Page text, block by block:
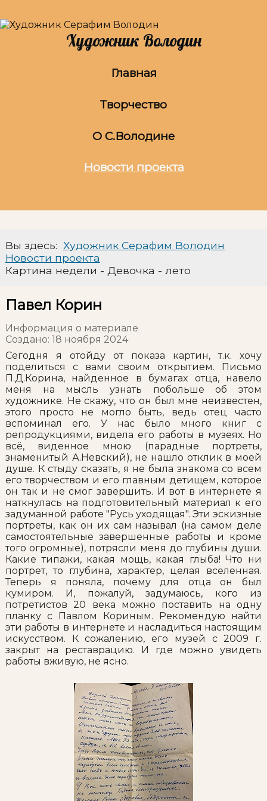
Художник Володин
Главная
Творчество
О С.Володине
Новости проекта
Вы здесь: Художник Серафим Володин
Новости проекта
Картина недели - Девочка - лето
Павел Корин
Информация о материале
Создано: 18 ноября 2024
Сегодня я отойду от показа картин, т.к. хочу
поделиться с вами своим открытием. Письмо
П.Д.Корина, найденное в бумагах отца, навело
меня на мысль узнать побольше об этом
художнике. Не скажу, что он был мне неизвестен,
этого просто не могло быть, ведь отец часто
вспоминал его. У нас было много книг с
репродукциями, видела его работы в музеях. Но
всё, виденное мною (парадные портреты,
знаменитый А.Невский), не нашло отклик в моей
душе. К стыду сказать, я не была знакома со всем
его творчеством и его главным детищем, которое
он так и не смог завершить. И вот в интернете я
наткнулась на подготовительный материал к его
задуманной работе "Русь уходящая". Эти эскизные
портреты, как он их сам называл (на самом деле
самостоятельные завершенные работы и кроме
того огромные), потрясли меня до глубины души.
Какие типажи, какая мощь, какая глыба! Что ни
портрет, то глубина, характер, целая вселенная.
Теперь я поняла, почему для отца он был
кумиром. И, пожалуй, задумаюсь, кого из
потретистов 20 века можно поставить на одну
планку с Павлом Кориным. Рекомендую найти
эти работы в интернете и насладиться настоящим
искусством. К сожалению, его музей с 2009 г.
закрыт на реставрацию. И где можно увидеть
работы вживую, не ясно.